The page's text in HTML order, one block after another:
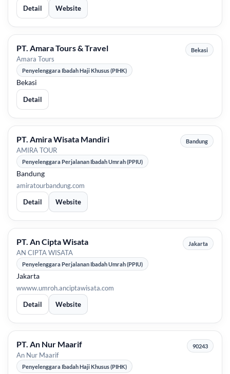
Detail
Website
PT. Amara Tours & Travel
Amara Tours
Bekasi
Penyelenggara Ibadah Haji Khusus (PIHK)
Bekasi
Detail
PT. Amira Wisata Mandiri
AMIRA TOUR
Bandung
Penyelenggara Perjalanan Ibadah Umrah (PPIU)
Bandung
amiratourbandung.com
Detail
Website
PT. An Cipta Wisata
AN CIPTA WISATA
Jakarta
Penyelenggara Perjalanan Ibadah Umrah (PPIU)
Jakarta
wwww.umroh.anciptawisata.com
Detail
Website
PT. An Nur Maarif
An Nur Maarif
90243
Penyelenggara Ibadah Haji Khusus (PIHK)